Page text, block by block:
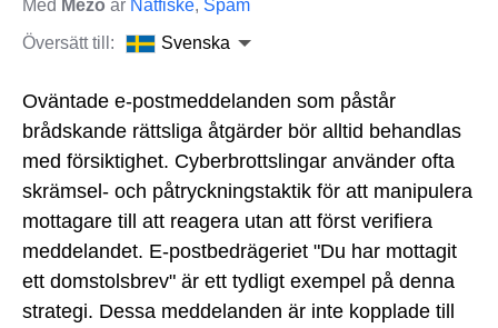
Med Mezo år Nätfiske, Spam
Översätt till:
Svenska
Oväntade e-postmeddelanden som påstår
brådskande rättsliga åtgärder bör alltid behandlas
med försiktighet. Cyberbrottslingar använder ofta
skrämsel- och påtryckningstaktik för att manipulera
mottagare till att reagera utan att först verifiera
meddelandet. E-postbedrägeriet "Du har mottagit
ett domstolsbrev" är ett tydligt exempel på denna
strategi. Dessa meddelanden är inte kopplade till